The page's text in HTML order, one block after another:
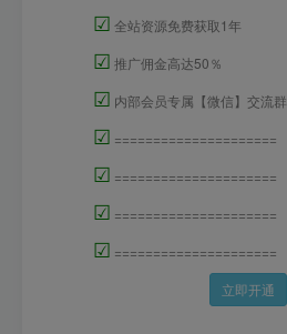
☑ 全站资源免费获取1年
☑ 推广佣金高达50％
☑ 内部会员专属【微信】交流群
☑ =====================
☑ =====================
☑ =====================
☑ =====================
立即开通